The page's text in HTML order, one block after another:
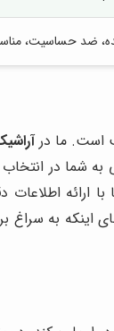
ضد حساسیت،
است. ما در
به شما در
ارائه
اینکه به سراغ